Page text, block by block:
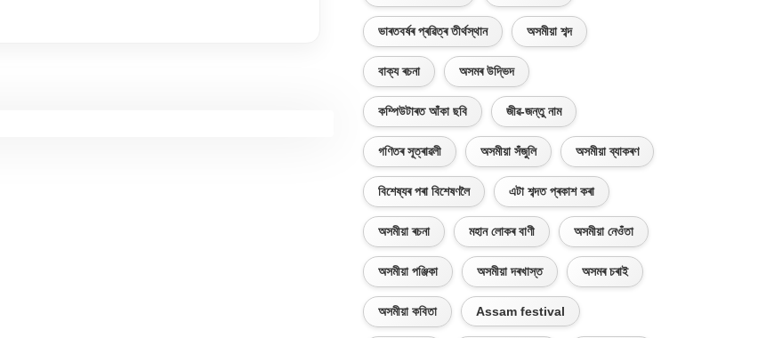
ভাৰতবৰ্ষৰ প্ৰৱিত্ৰ তীৰ্থস্থান অসমীয়া শব্দ
বাক্য ৰচনা অসমৰ উদ্ভিদ
কম্পিউটাৰত আঁকা ছবি জীৱ-জন্তু নাম
গণিতৰ সূত্ৰাৱলী অসমীয়া সঁজুলি অসমীয়া ব্যাকৰণ
বিশেষ্যৰ পৰা বিশেষণলৈ এটা শব্দত প্ৰকাশ কৰা
অসমীয়া ৰচনা মহান লোকৰ বাণী অসমীয়া নেওঁতা
অসমীয়া পঞ্জিকা অসমীয়া দৰখাস্ত অসমৰ চৰাই
অসমীয়া কবিতা Assam festival